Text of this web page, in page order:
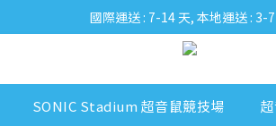
國際運送 : 7-14 天, 本地運送 : 3-
SONIC Stadium 超音鼠競技場